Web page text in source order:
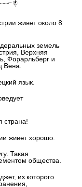
живет около 8
земель
Верхняя
Форарльберг и
Вена.
язык.
страна!
живет хорошо.
Такая
общества.
из которого